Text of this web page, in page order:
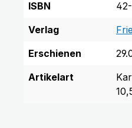
ISBN
Verlag
Erschienen
Artikelart